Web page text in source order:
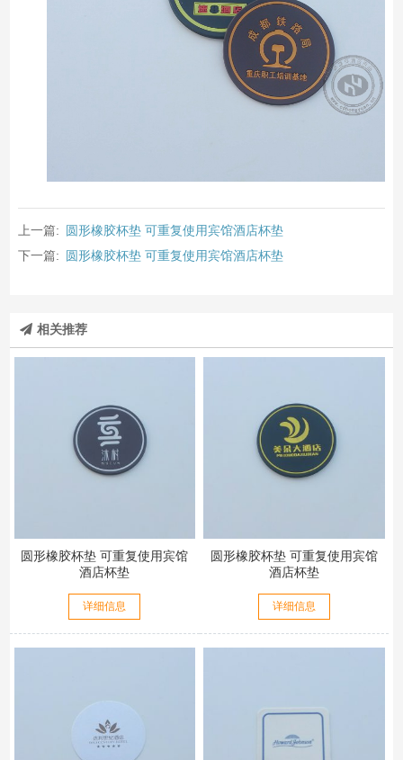
上一篇: 圆形橡胶杯垫 可重复使用宾馆酒店杯垫
下一篇: 圆形橡胶杯垫 可重复使用宾馆酒店杯垫
相关推荐
圆形橡胶杯垫 可重复使用宾馆
酒店杯垫
详细信息
圆形橡胶杯垫 可重复使用宾馆
酒店杯垫
详细信息